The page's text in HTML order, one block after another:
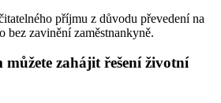
příjmu z důvodu převedení na
bez zavinění zaměstnankyně.
můžete zahájit řešení životní